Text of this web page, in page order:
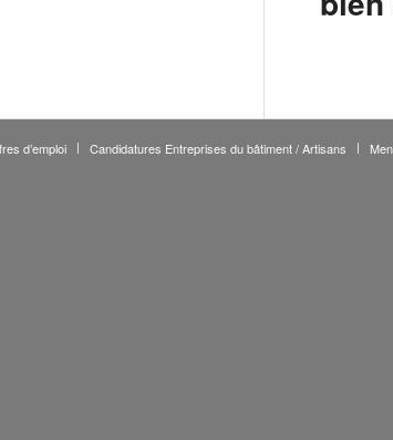
d’emploi Candidatures Entreprises du bâtiment / Artisans